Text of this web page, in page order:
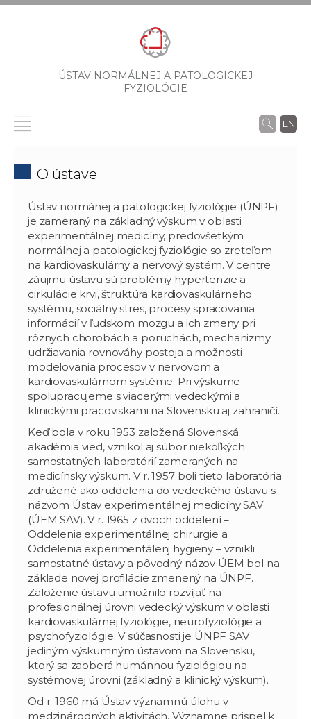
ÚSTAV NORMÁLNEJ A PATOLOGICKEJ
FYZIOLÓGIE
EN
O ústave
Ústav normánej a patologickej fyziológie (ÚNPF)
je zameraný na základný výskum v oblasti
experimentálnej medicíny, predovšetkým
normálnej a patologickej fyziológie so zreteľom
na kardiovaskulárny a nervový systém. V centre
záujmu ústavu sú problémy hypertenzie a
cirkulácie krvi, štruktúra kardiovaskulárneho
systému, sociálny stres, procesy spracovania
informácií v ľudskom mozgu a ich zmeny pri
rôznych chorobách a poruchách, mechanizmy
udržiavania rovnováhy postoja a možnosti
modelovania procesov v nervovom a
kardiovaskulárnom systéme. Pri výskume
spolupracujeme s viacerými vedeckými a
klinickými pracoviskami na Slovensku aj zahraničí.
Keď bola v roku 1953 založená Slovenská
akadémia vied, vznikol aj súbor niekoľkých
samostatných laboratórií zameraných na
medicínsky výskum. V r. 1957 boli tieto laboratória
združené ako oddelenia do vedeckého ústavu s
názvom Ústav experimentálnej medicíny SAV
(ÚEM SAV). V r. 1965 z dvoch oddelení –
Oddelenia experimentálnej chirurgie a
Oddelenia experimentálenj hygieny – vznikli
samostatné ústavy a pôvodný názov ÚEM bol na
základe novej profilácie zmenený na ÚNPF.
Založenie ústavu umožnilo rozvíjať na
profesionálnej úrovni vedecký výskum v oblasti
kardiovaskulárnej fyziológie, neurofyziológie a
psychofyziológie. V súčasnosti je ÚNPF SAV
jediným výskumným ústavom na Slovensku,
ktorý sa zaoberá humánnou fyziológiou na
systémovej úrovni (základný a klinický výskum).
Od r. 1960 má Ústav významnú úlohu v
medzinárodných aktivitách. Významne prispel k